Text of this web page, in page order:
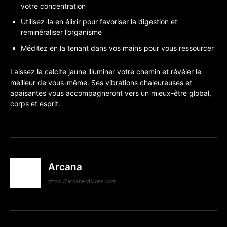
votre concentration
Utilisez-la en élixir pour favoriser la digestion et
reminéraliser l’organisme
Méditez en la tenant dans vos mains pour vous ressourcer
Laissez la calcite jaune illuminer votre chemin et révéler le
meilleur de vous-même. Ses vibrations chaleureuses et
apaisantes vous accompagneront vers un mieux-être global,
corps et esprit.
Arcana
https://arcane-visions.com